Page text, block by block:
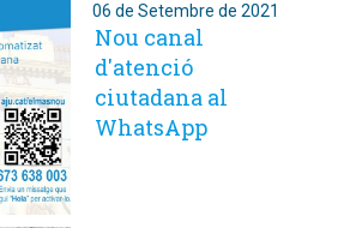
06 de Setembre de 2021
Nou canal
d'atenció
ciutadana al
WhatsApp